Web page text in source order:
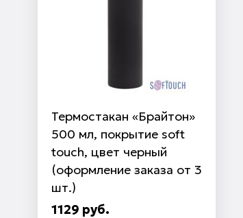
Термостакан «Брайтон»
500 мл, покрытие soft
touch, цвет черный
(оформление заказа от 3
шт.)
1129 руб.